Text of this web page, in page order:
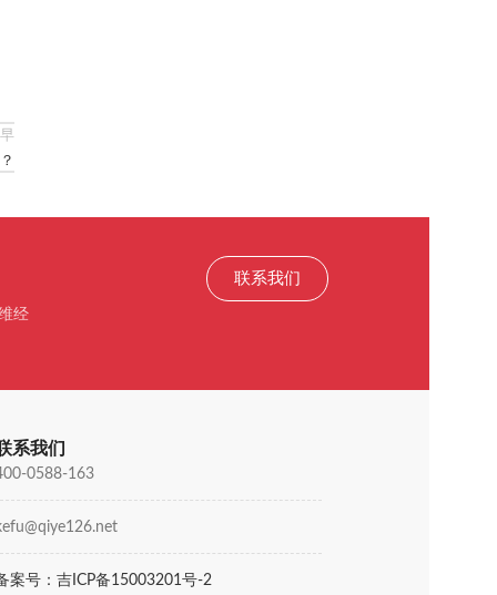
经
联系我们
系我们
0588-163
案号：吉ICP备15003201号-2